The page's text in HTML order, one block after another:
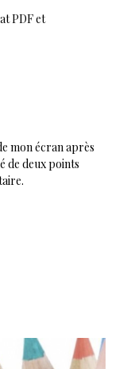
PDF et
mon écran après
de deux points